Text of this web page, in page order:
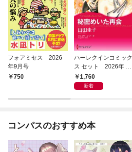
フォアミセス 2026
年9月号
750
ハーレクインコミック
ス セット 2026年 vo
l.1080
1,760
新着
コンパスのおすすめ本